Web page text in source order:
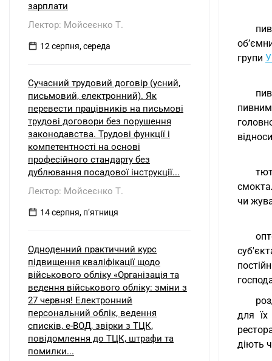
групи
чи
для їх
діють
зарплати
Лектор: Мойсеєнко Т.
12 серпня, середа
Сучасний трудовий договір (усний,
письмовий, електронний). Як
перевести працівників на письмові
трудові договори без порушення
законодавства. Трудові функції і
компетентності на основі
професійного стандарту без
дублювання посадової інструкції...
Лектор: Мойсеєнко Т.
14 серпня, пʼятниця
Одноденний практичний курс
підвищення кваліфікації щодо
військового обліку «Організація та
ведення військового обліку: зміни з
27 червня! Електронний
персональний облік, ведення
списків, е-ВОД, звірки з ТЦК,
повідомлення до ТЦК, штрафи та
помилки...